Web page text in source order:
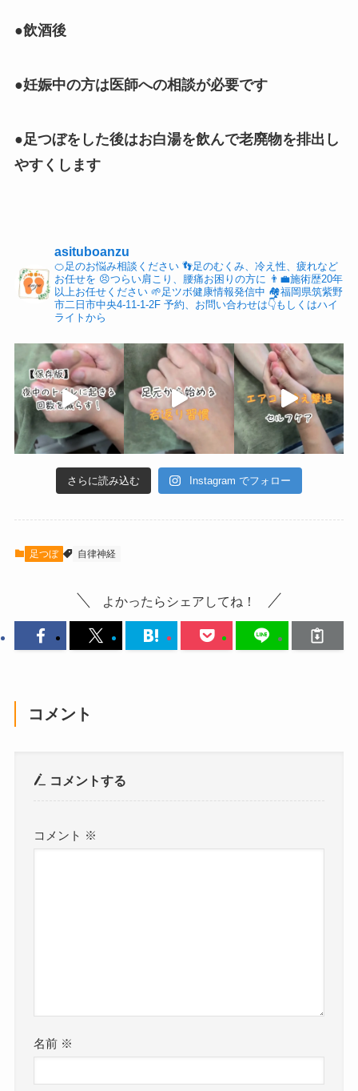
●飲酒後
●妊娠中の方は医師への相談が必要です
●足つぼをした後はお白湯を飲んで老廃物を排出し
やすくします
asituboanzu
🍊足のお悩み相談ください👣足のむくみ、冷え性、疲れなど
お任せを 😣つらい肩こり、腰痛お困りの方に 👨‍💼施術歴20年
以上お任せください🌱足ツボ健康情報発信中 🏘福岡県筑紫野
市二日市中央4-11-1-2F予約、お問い合わせは👇もしくはハイ
ライトから
さらに読み込む Instagram でフォロー
足つぼ 自律神経
よかったらシェアしてね！
コメント
コメントする
コメント ※
名前 ※